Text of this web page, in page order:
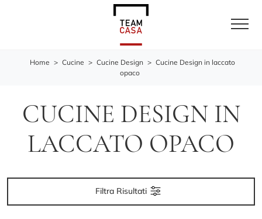
Home > Cucine > Cucine Design > Cucine Design in laccato
opaco
CUCINE DESIGN IN
LACCATO OPACO
Filtra Risultati